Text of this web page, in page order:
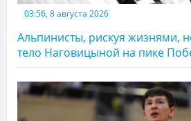
03:56, 8 августа 2026
Альпинисты, рискуя жизнями,
тело Наговицыной на пике